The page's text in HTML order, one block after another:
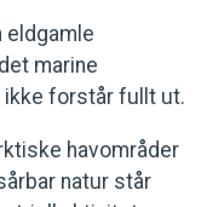
eldgamle
marine
forstår fullt ut.
havområder
natur står